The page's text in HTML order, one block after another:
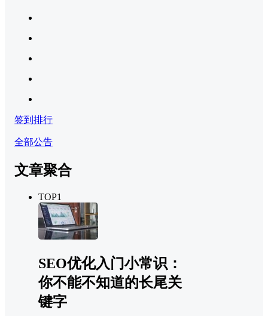
签到排行
全部公告
文章聚合
TOP1
SEO优化入门小常识：
你不能不知道的长尾关
键字